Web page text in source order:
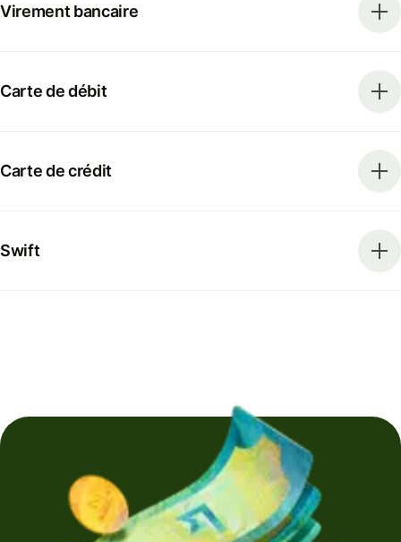
Virement bancaire
Carte de débit
Carte de crédit
Swift